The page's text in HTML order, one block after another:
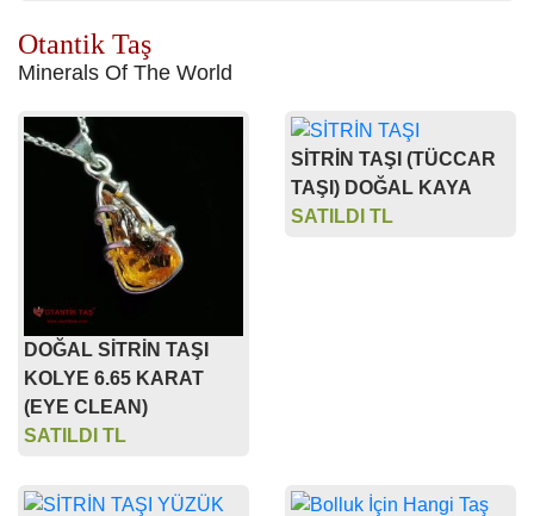
Otantik Taş
Minerals Of The World
DOĞAL SİTRİN TAŞI
KOLYE 6.65 KARAT
(EYE CLEAN)
SATILDI TL
SİTRİN TAŞI (TÜCCAR
TAŞI) DOĞAL KAYA
SATILDI TL